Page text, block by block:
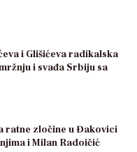
i Glišićeva radikalska
i svađa Srbiju sa
ratne zločine u Đakovici
i Milan Radoičić